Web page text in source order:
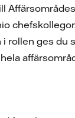
i rollen ges du